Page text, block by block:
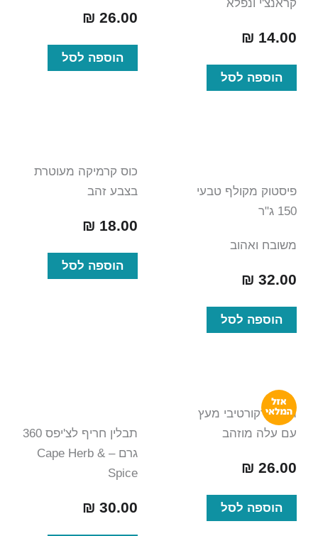
קראנצ'י ונפלא
₪ 14.00
הוספה לסל
₪ 26.00
הוספה לסל
פיסטוק מקולף טבעי
150 ג"ר
משובח ואהוב
₪ 32.00
הוספה לסל
כוס קרמיקה מעוטרת
בצבע זהב
₪ 18.00
הוספה לסל
תפוח דקורטיבי מעץ
עם עלה מוזהב
₪ 26.00
הוספה לסל
תבלין חריף לצ'יפס 360
גרם – Cape Herb &
Spice
₪ 30.00